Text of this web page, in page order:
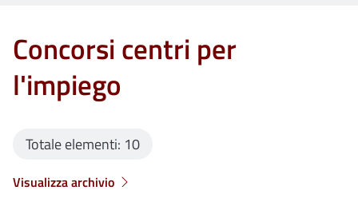
Concorsi centri per
l'impiego
Totale elementi: 10
Visualizza archivio